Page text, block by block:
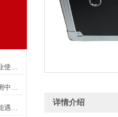
详情介绍